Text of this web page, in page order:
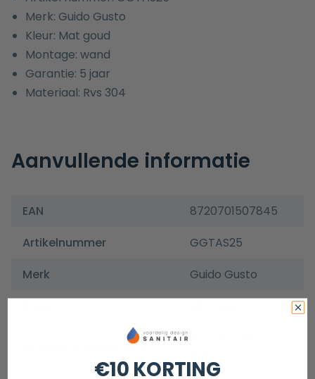
Merk: Guido Gusto
Kleur: Mat goud
Montage: wand
Garantie: 5 jaar
Materiaal: Rvs 304
Aanvullende informatie
EAN
8720701507845
Artikelnummer
GGTAS25
Merk
Guido Gusto
Afmeting toiletborstel
€10 KORTING